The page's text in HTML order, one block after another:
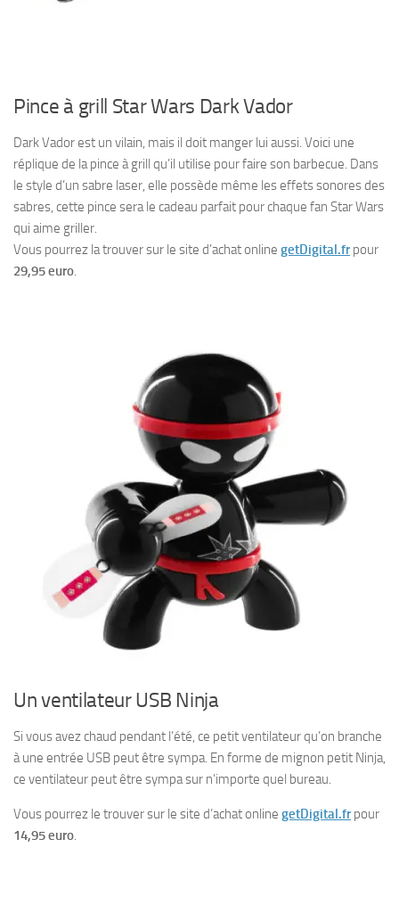
Pince à grill Star Wars Dark Vador
Dark Vador est un vilain, mais il doit manger lui aussi. Voici une
réplique de la pince à grill qu’il utilise pour faire son barbecue. Dans
le style d’un sabre laser, elle possède même les effets sonores des
sabres, cette pince sera le cadeau parfait pour chaque fan Star Wars
qui aime griller.
Vous pourrez la trouver sur le site d’achat online getDigital.frpour
29,95 euro
Un ventilateur USB Ninja
Si vous avez chaud pendant l’été, ce petit ventilateur qu’on branche
à une entrée USB peut être sympa. En forme de mignon petit Ninja,
ce ventilateur peut être sympa sur n’importe quel bureau.
Vous pourrez le trouver sur le site d’achat online getDigital.frpour
14,95 euro